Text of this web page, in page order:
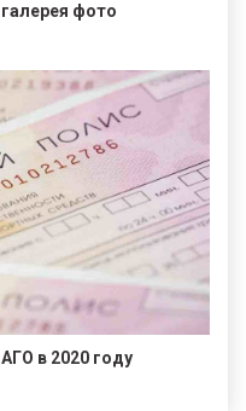
фото
в 2020 году